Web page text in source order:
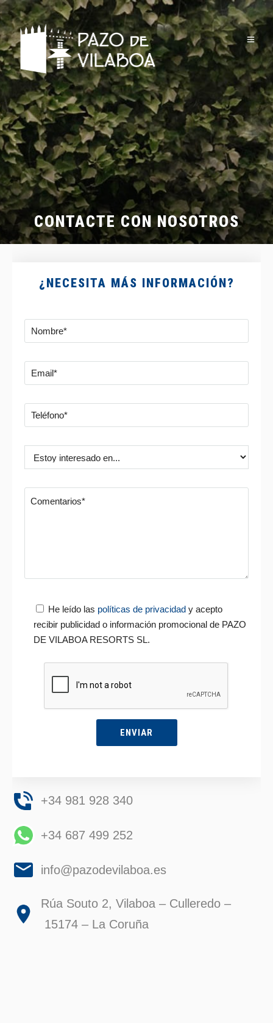
CONTACTE CON NOSOTROS
¿NECESITA MÁS INFORMACIÓN?
He leído las políticas de privacidad y acepto
recibir publicidad o información promocional de PAZO
DE VILABOA RESORTS SL.
+34 981 928 340
+34 687 499 252
info@pazodevilaboa.es
Rúa Souto 2, Vilaboa – Culleredo –
15174 – La Coruña